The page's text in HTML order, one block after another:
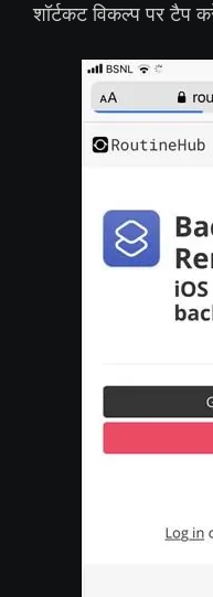
शॉर्टकट विकल्प पर टैप